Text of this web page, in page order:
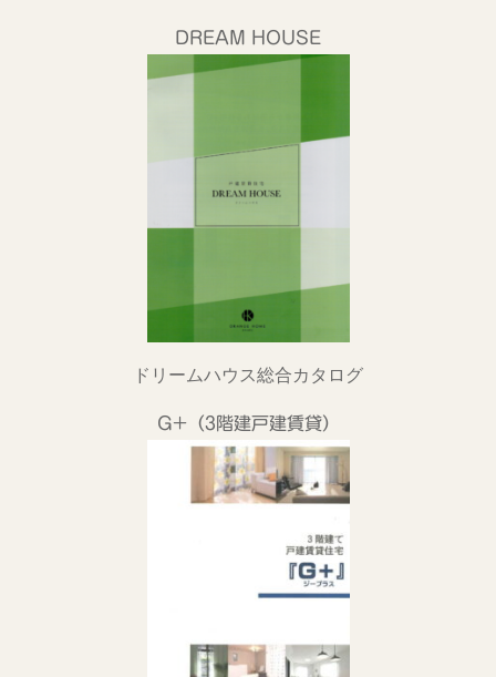
DREAM HOUSE
ドリームハウス総合カタログ
G+（3階建戸建賃貸）